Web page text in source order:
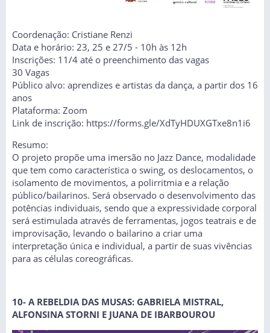
Coordenação: Cristiane Renzi
Data e horário: 23, 25 e 27/5 - 10h às 12h
Inscrições: 11/4 até o preenchimento das vagas
30 Vagas
Público alvo: aprendizes e artistas da dança, a partir dos 16
anos
Plataforma: Zoom
Link de inscrição: https://forms.gle/XdTyHDUXGTxe8n1i6
Resumo:
O projeto propõe uma imersão no Jazz Dance, modalidade
que tem como característica o swing, os deslocamentos, o
isolamento de movimentos, a polirritmia e a relação
público/bailarinos. Será observado o desenvolvimento das
potências individuais, sendo que a expressividade corporal
será estimulada através de ferramentas, jogos teatrais e de
improvisação, levando o bailarino a criar uma
interpretação única e individual, a partir de suas vivências
para as células coreográficas.
10- A REBELDIA DAS MUSAS: GABRIELA MISTRAL,
ALFONSINA STORNI E JUANA DE IBARBOUROU